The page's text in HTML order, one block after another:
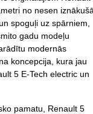
no nesen iznākušā
spoguļi uz spārniem,
gadu modeļu
modernās
koncepcija, kura jau
5 E-Tech electric un
pamatu, Renault 5